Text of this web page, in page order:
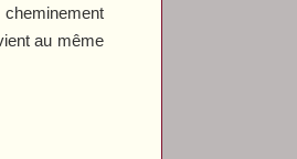
au même